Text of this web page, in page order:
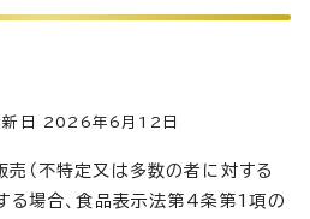
日 2026年6月12日
（不特定又は多数の者に対する
る場合、食品表示法第4条第1項の